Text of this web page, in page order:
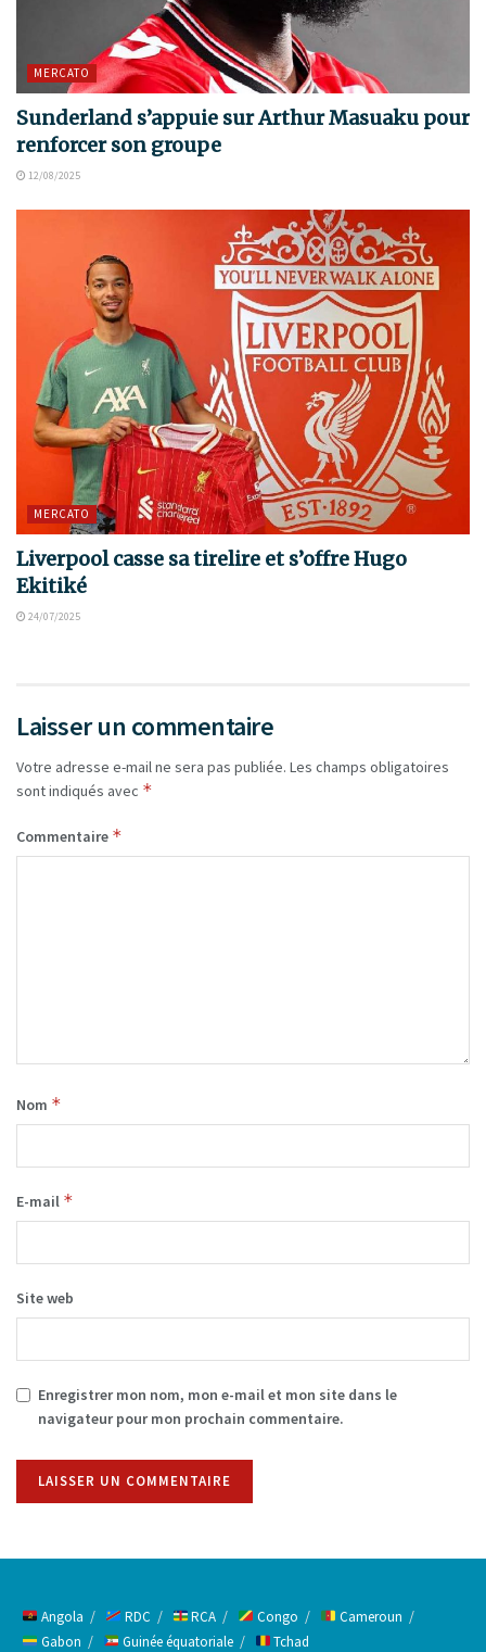
MERCATO
Sunderland s’appuie sur Arthur Masuaku pour
renforcer son groupe
12/08/2025
MERCATO
Liverpool casse sa tirelire et s’offre Hugo
Ekitiké
24/07/2025
Laisser un commentaire
Votre adresse e-mail ne sera pas publiée. Les champs obligatoires
sont indiqués avec *
Commentaire *
Nom *
E-mail *
Site web
Enregistrer mon nom, mon e-mail et mon site dans le
navigateur pour mon prochain commentaire.
Angola RDC RCA Congo
Cameroun
Gabon
Guinée équatoriale Tchad